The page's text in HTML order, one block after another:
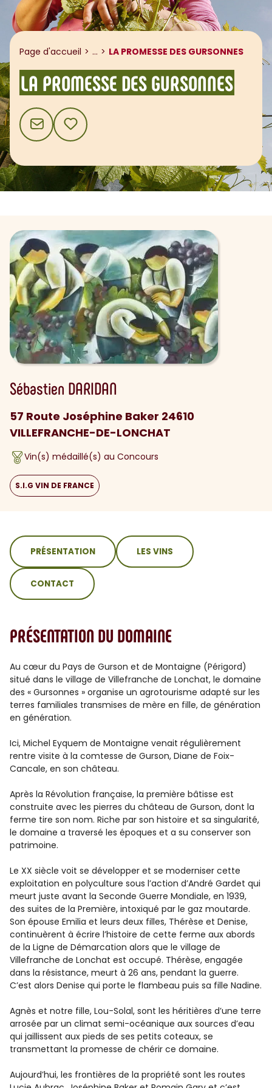
Page d'accueil ... Afficher le fil d'ariane
LA PROMESSE DES GURSONNES
LA PROMESSE DES GURSONNES
CONTACTAJOUTER AUX FAVORIS
Sébastien DARIDAN
57 Route Joséphine Baker 24610
VILLEFRANCHE-DE-LONCHAT
Vin(s) médaillé(s) au Concours
S.I.G VIN DE FRANCE
sommaire
PRÉSENTATION LES VINS
CONTACT
PRÉSENTATION DU DOMAINE
Au cœur du Pays de Gurson et de Montaigne (Périgord)
situé dans le village de Villefranche de Lonchat, le domaine
des « Gursonnes » organise un agrotourisme adapté sur les
terres familiales transmises de mère en fille, de génération
en génération.
Ici, Michel Eyquem de Montaigne venait régulièrement
rentre visite à la comtesse de Gurson, Diane de Foix-
Cancale, en son château.
Après la Révolution française, la première bâtisse est
construite avec les pierres du château de Gurson, dont la
ferme tire son nom. Riche par son histoire et sa singularité,
le domaine a traversé les époques et a su conserver son
patrimoine.
Le XX siècle voit se développer et se moderniser cette
exploitation en polyculture sous l’action d’André Gardet qui
meurt juste avant la Seconde Guerre Mondiale, en 1939,
des suites de la Première, intoxiqué par le gaz moutarde.
Son épouse Emilia et leurs deux filles, Thérèse et Denise,
continuèrent à écrire l’histoire de cette ferme aux abords
de la Ligne de Démarcation alors que le village de
Villefranche de Lonchat est occupé. Thérèse, engagée
dans la résistance, meurt à 26 ans, pendant la guerre.
C’est alors Denise qui porte le flambeau puis sa fille Nadine.
Agnès et notre fille, Lou-Solal, sont les héritières d’une terre
arrosée par un climat semi-océanique aux sources d’eau
qui jaillissent aux pieds de ses petits coteaux, se
transmettant la promesse de chérir ce domaine.
Aujourd’hui, les frontières de la propriété sont les routes